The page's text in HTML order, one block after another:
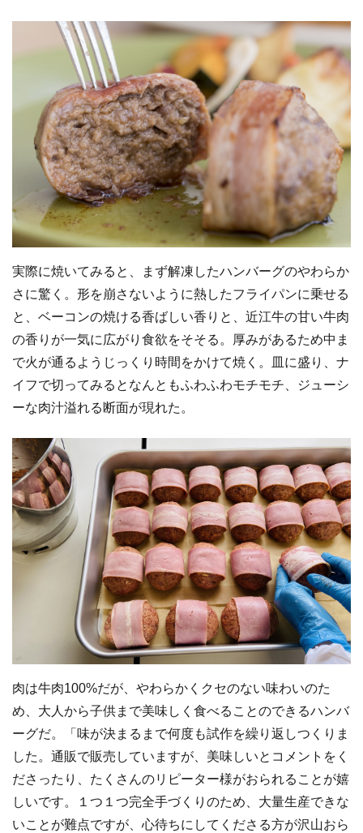
実際に焼いてみると、まず解凍したハンバーグのやわらか
さに驚く。形を崩さないように熱したフライパンに乗せる
と、ベーコンの焼ける香ばしい香りと、近江牛の甘い牛肉
の香りが一気に広がり食欲をそそる。厚みがあるため中ま
で火が通るようじっくり時間をかけて焼く。皿に盛り、ナ
イフで切ってみるとなんともふわふわモチモチ、ジューシ
ーな肉汁溢れる断面が現れた。
肉は牛肉100%だが、やわらかくクセのない味わいのた
め、大人から子供まで美味しく食べることのできるハンバ
ーグだ。「味が決まるまで何度も試作を繰り返しつくりま
した。通販で販売していますが、美味しいとコメントをく
ださったり、たくさんのリピーター様がおられることが嬉
しいです。１つ１つ完全手づくりのため、大量生産できな
いことが難点ですが、心待ちにしてくださる方が沢山おら